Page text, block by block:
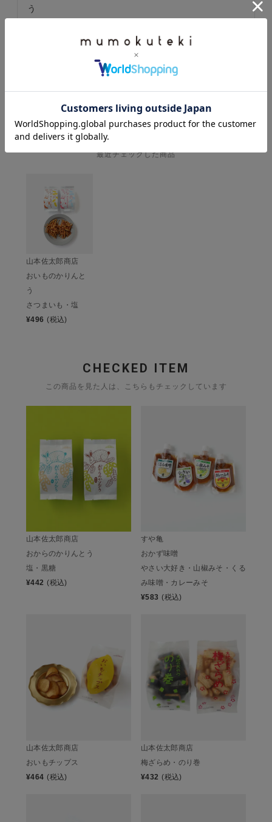
う
レビューを書いて100ポイント
HISTORY
最近チェックした商品
山本佐太郎商店
おいものかりんと
う
さつまいも・塩
¥496 (税込)
CHECKED ITEM
この商品を見た人は、こちらもチェックしています
山本佐太郎商店
おからのかりんとう
塩・黒糖
¥442 (税込)
すや亀
おかず味噌
やさい大好き・山椒みそ・くる
み味噌・カレーみそ
¥583 (税込)
山本佐太郎商店
おいもチップス
¥464 (税込)
山本佐太郎商店
梅ざらめ・のり巻
¥432 (税込)